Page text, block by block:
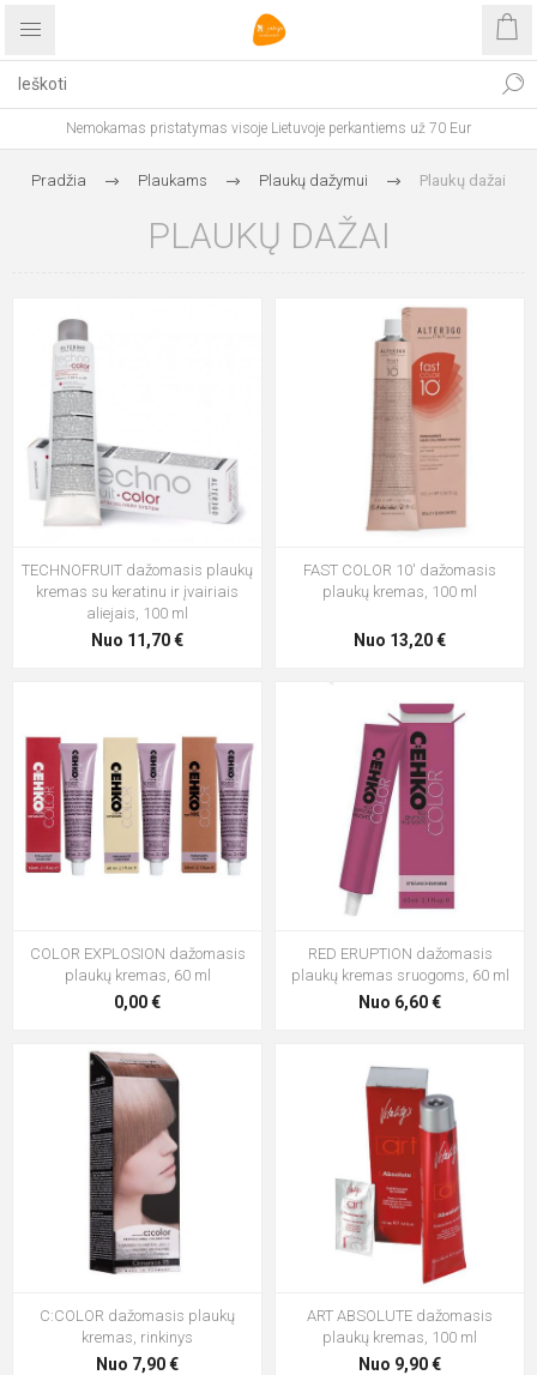
Nemokamas pristatymas visoje Lietuvoje perkantiems už 70 Eur
Pradžia Plaukams Plaukų dažymui Plaukų dažai
PLAUKŲ DAŽAI
TECHNOFRUIT dažomasis plaukų
kremas su keratinu ir įvairiais
aliejais, 100 ml
Nuo 11,70 €
FAST COLOR 10' dažomasis
plaukų kremas, 100 ml
Nuo 13,20 €
COLOR EXPLOSION dažomasis
plaukų kremas, 60 ml
0,00 €
RED ERUPTION dažomasis
plaukų kremas sruogoms, 60 ml
Nuo 6,60 €
C:COLOR dažomasis plaukų
kremas, rinkinys
Nuo 7,90 €
ART ABSOLUTE dažomasis
plaukų kremas, 100 ml
Nuo 9,90 €